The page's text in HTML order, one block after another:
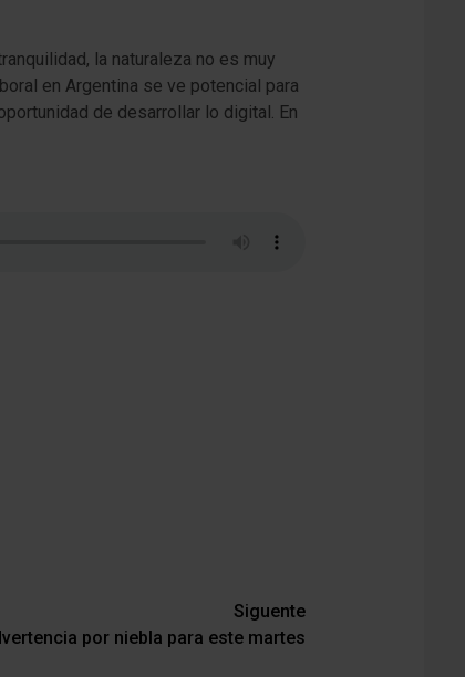
la naturaleza no es muy
en Argentina se ve potencial para
de desarrollar lo digital. En
Siguente
por niebla para este martes